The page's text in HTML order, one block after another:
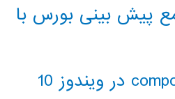
پیش بینی بورس با